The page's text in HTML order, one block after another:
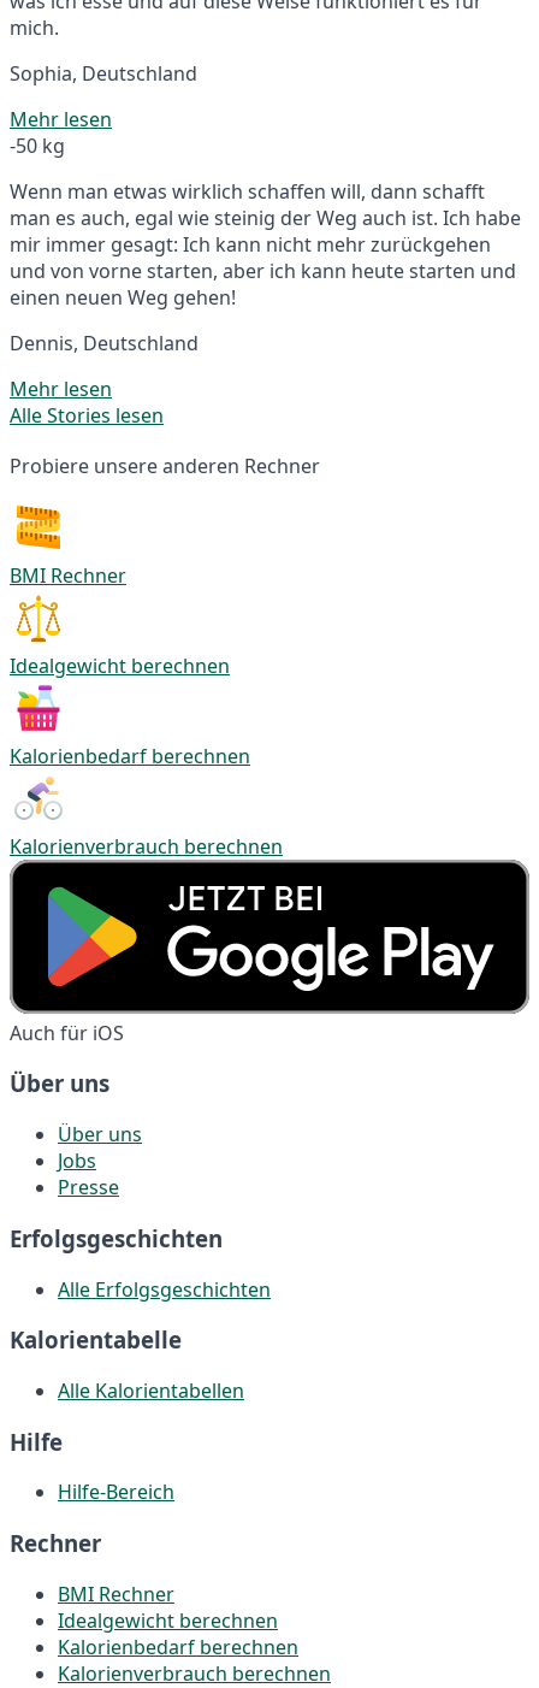
mich.
Sophia, Deutschland
Mehr lesen
-50 kg
Wenn man etwas wirklich schaffen will, dann schafft
man es auch, egal wie steinig der Weg auch ist. Ich habe
mir immer gesagt: Ich kann nicht mehr zurückgehen
und von vorne starten, aber ich kann heute starten und
einen neuen Weg gehen!
Dennis, Deutschland
Mehr lesen
Alle Stories lesen
Probiere unsere anderen Rechner
BMI Rechner
Idealgewicht berechnen
Kalorienbedarf berechnen
Kalorienverbrauch berechnen
Auch für iOS
Über uns
Über uns
Jobs
Presse
Erfolgsgeschichten
Alle Erfolgsgeschichten
Kalorientabelle
Alle Kalorientabellen
Hilfe
Hilfe-Bereich
Rechner
BMI Rechner
Idealgewicht berechnen
Kalorienbedarf berechnen
Kalorienverbrauch berechnen